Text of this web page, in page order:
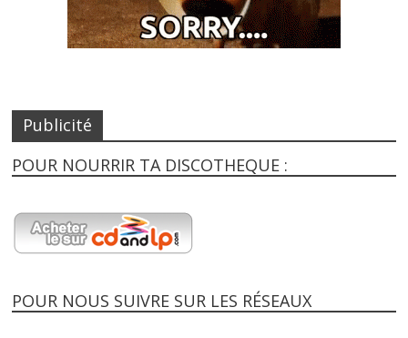
Publicité
POUR NOURRIR TA DISCOTHEQUE :
POUR NOUS SUIVRE SUR LES RÉSEAUX